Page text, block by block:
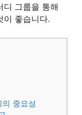
디 그룹을 통해
이 좋습니다.
중요성